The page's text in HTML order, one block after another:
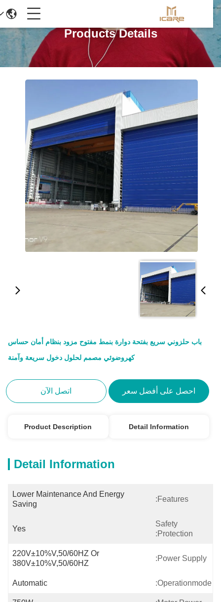
Products Details
باب حلزوني سريع بفتحة دوارة بنمط مفتوح مزود بنظام أمان حساس
كهروضوئي مصمم لحلول دخول سريعة وآمنة
احصل على أفضل سعر اتصل الآن
Detail Information
Product Description
Detail Information
Features:
Lower Maintenance And Energy
Saving
Safety
Protection:
Yes
Power Supply:
220V±10%V,50/60HZ Or
380V±10%V,50/60HZ
Operationmode:
Automatic